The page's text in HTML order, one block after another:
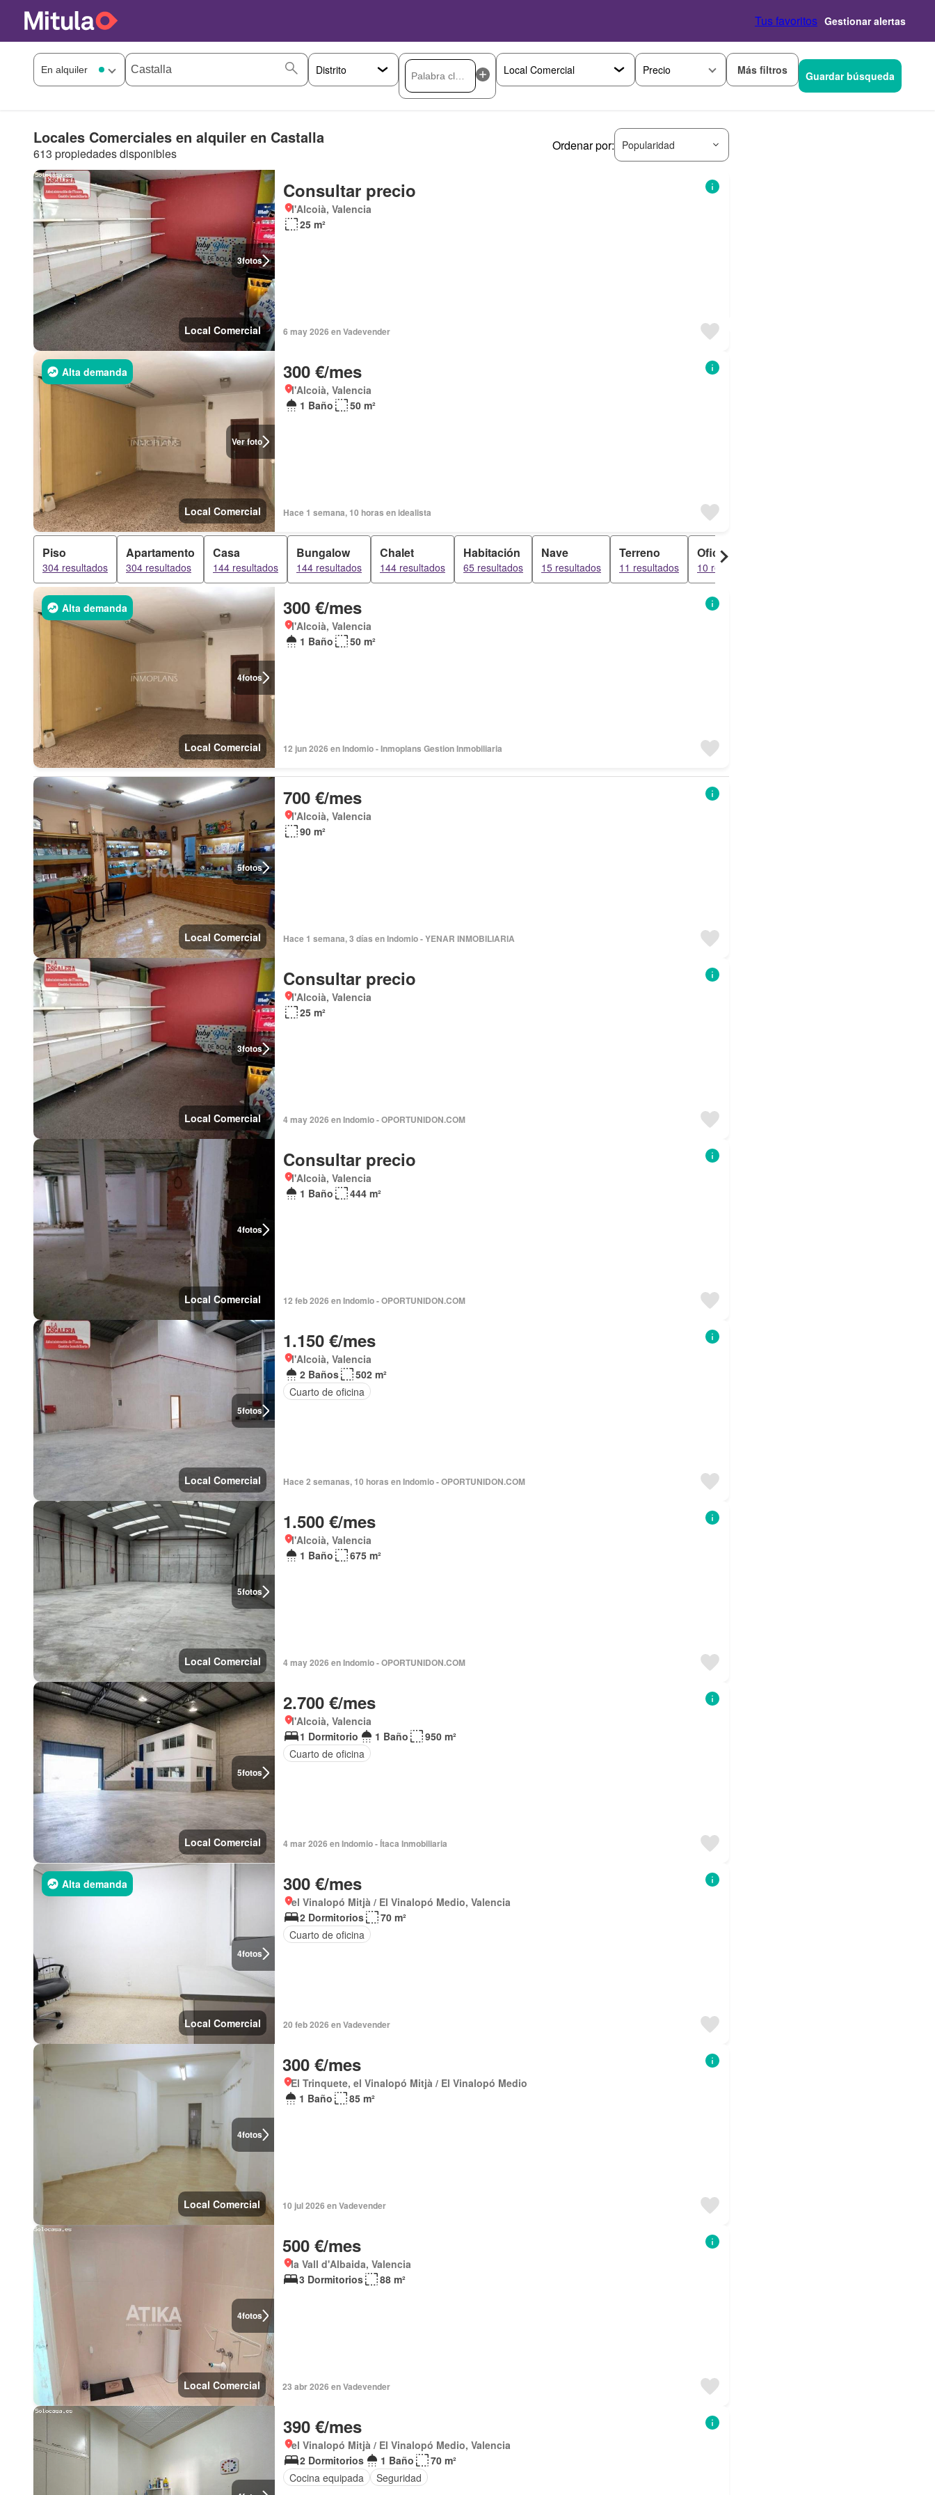
Tus favoritos Gestionar alertas
Precio Más filtros Guardar búsqueda
Locales Comerciales en alquiler en Castalla
613 propiedades disponibles
Ordenar por: Popularidad
3fotos
Local Comercial
Consultar precio
l'Alcoià, Valencia
25 m²
6 may 2026 en Vadevender
Ver foto
Alta demanda
Local Comercial
300 €/mes
l'Alcoià, Valencia
1 Baño
50 m²
Hace 1 semana, 10 horas en idealista
Piso
304 resultados
Apartamento
304 resultados
Casa
144 resultados
Bungalow
144 resultados
Chalet
144 resultados
Habitación
65 resultados
Nave
15 resultados
Terreno
11 resultados
Oficina
10 resultados
4fotos
Alta demanda
Local Comercial
300 €/mes
l'Alcoià, Valencia
1 Baño
50 m²
12 jun 2026 en Indomio - Inmoplans Gestion Inmobiliaria
5fotos
Local Comercial
700 €/mes
l'Alcoià, Valencia
90 m²
Hace 1 semana, 3 días en Indomio - YENAR INMOBILIARIA
3fotos
Local Comercial
Consultar precio
l'Alcoià, Valencia
25 m²
4 may 2026 en Indomio - OPORTUNIDON.COM
4fotos
Local Comercial
Consultar precio
l'Alcoià, Valencia
1 Baño
444 m²
12 feb 2026 en Indomio - OPORTUNIDON.COM
5fotos
Local Comercial
1.150 €/mes
l'Alcoià, Valencia
2 Baños
502 m²
Cuarto de oficina
Hace 2 semanas, 10 horas en Indomio - OPORTUNIDON.COM
5fotos
Local Comercial
1.500 €/mes
l'Alcoià, Valencia
1 Baño
675 m²
4 may 2026 en Indomio - OPORTUNIDON.COM
5fotos
Local Comercial
2.700 €/mes
l'Alcoià, Valencia
1 Dormitorio
1 Baño
950 m²
Cuarto de oficina
4 mar 2026 en Indomio - Ítaca Inmobiliaria
4fotos
Alta demanda
Local Comercial
300 €/mes
el Vinalopó Mitjà / El Vinalopó Medio, Valencia
2 Dormitorios
70 m²
Cuarto de oficina
20 feb 2026 en Vadevender
4fotos
Local Comercial
300 €/mes
El Trinquete, el Vinalopó Mitjà / El Vinalopó Medio
1 Baño
85 m²
10 jul 2026 en Vadevender
4fotos
Local Comercial
500 €/mes
la Vall d'Albaida, Valencia
3 Dormitorios
88 m²
23 abr 2026 en Vadevender
390 €/mes
el Vinalopó Mitjà / El Vinalopó Medio, Valencia
2 Dormitorios
1 Baño
70 m²
Cocina equipada
Seguridad